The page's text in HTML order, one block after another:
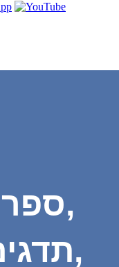
ספר לי ואשכח,
תדגים לי ואזכור,